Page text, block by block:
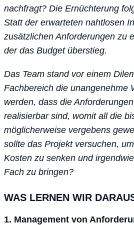
nachfragt? Die Ernüchterung
Statt der erwarteten nahtlosen
zusätzlichen Anforderungen zu
der das Budget überstieg.
Das Team stand vor einem
Fachbereich die unangenehme
werden, dass die
realisierbar sind, womit all die
möglicherweise vergebens
sollte das Projekt versuchen,
Kosten zu senken und
Fach zu bringen?
WAS LERNEN WIR
1. Management von